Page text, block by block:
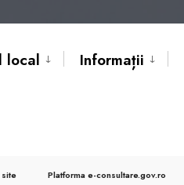
local Informații
site Platforma e-consultare.gov.ro